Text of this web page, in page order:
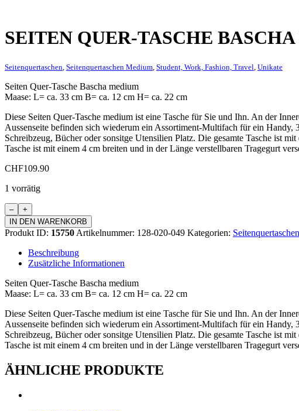
SEITEN QUER-TASCHE
Seitenquertaschen Seitenquertaschen Medium Student, Work, Fashion, Travel Unikate
Seiten Quer-Tasche Bascha medium
Maase: L= ca. 33 cm B= ca. 12 cm H= ca. 22 cm
Diese Seiten Quer-Tasche medium ist eine Tasche für Sie und Ihn. An der
Aussenseite befinden sich wiederum ein Assortiment-Multifach für ein Handy,
Schreibzeug, Bücher oder sonsitge Utensilien Platz. Die gesamte Tasche ist
Tasche ist mit einem 4 cm breiten und in der Länge verstellbaren Tragegurt
CHF109.90
1 vorrätig
Seiten
Quer-
Tasche
Bascha
Medium
Menge
IN DEN WARENKORB
Produkt ID: 15750 Artikelnummer: 128-020-049 Kategorien: Seitenquertaschen
Beschreibung
Zusätzliche Informationen
Seiten Quer-Tasche Bascha medium
Maase: L= ca. 33 cm B= ca. 12 cm H= ca. 22 cm
Diese Seiten Quer-Tasche medium ist eine Tasche für Sie und Ihn. An der
Aussenseite befinden sich wiederum ein Assortiment-Multifach für ein Handy,
Schreibzeug, Bücher oder sonsitge Utensilien Platz. Die gesamte Tasche ist
Tasche ist mit einem 4 cm breiten und in der Länge verstellbaren Tragegurt
ÄHNLICHE PRODUKTE